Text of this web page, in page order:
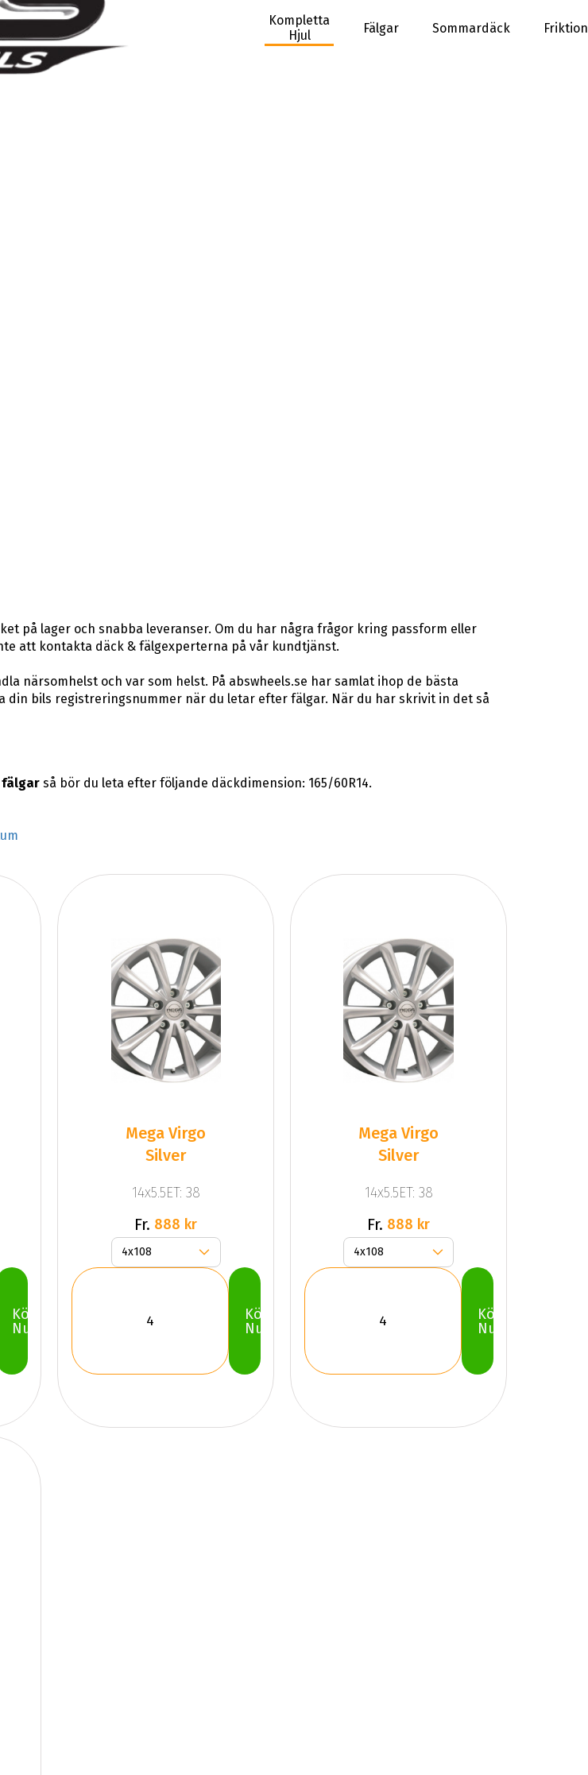
Kompletta
Hjul
Fälgar Sommardäck
på lager och snabba leveranser. Om du har några frågor kring passform eller
att kontakta däck & fälgexperterna på vår kundtjänst.
närsomhelst och var som helst. På abswheels.se har samlat ihop de bästa
din bils registreringsnummer när du letar efter fälgar. När du har skrivit in det så
fälgarså bör du leta efter följande däckdimension: 165/60R14.
Köp
Nu
Mega Virgo
Silver
14x5.5ET: 38
Fr. 888 kr
Köp
Nu
Mega Virgo
Silver
14x5.5ET: 38
Fr. 888 kr
Köp
Nu